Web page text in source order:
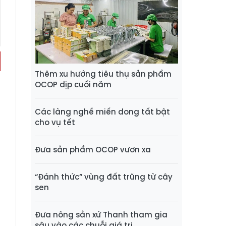
Thêm xu hướng tiêu thụ sản phẩm
OCOP dịp cuối năm
Các làng nghề miến dong tất bật
cho vụ tết
Đưa sản phẩm OCOP vươn xa
“Đánh thức” vùng đất trũng từ cây
sen
Đưa nông sản xứ Thanh tham gia